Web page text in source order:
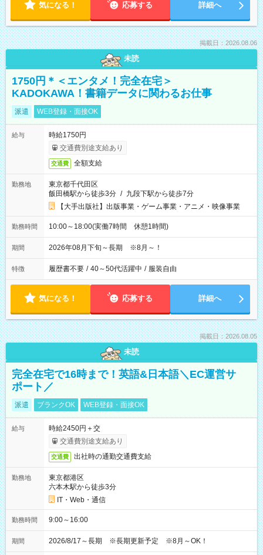
気になる！ 応募する 詳細へ
掲載日：2026.08.06
未読
1750円＊＜エンタメ！完全在宅＞
KADOKAWA！書籍データに関わるお仕事
派遣 WEB登録・面接OK
給与
時給1750円
交通費別途支給あり
交通費 全額支給
勤務地
東京都千代田区
飯田橋駅から徒歩3分 / 九段下駅から徒歩7分
【大手出版社】出版事業・ゲーム事業・アニメ・映像事業
勤務時間 10:00～18:00(実働7時間 休憩1時間)
期間 2026年08月下旬～長期 ※8月～！
特徴 履歴書不要 / 40～50代活躍中 / 服装自由
気になる！ 応募する 詳細へ
掲載日：2026.08.05
未読
完全在宅で16時まで！英語&日本語＼EC運営サ
ポート／
派遣 ブランクOK WEB登録・面接OK
給与
時給2450円＋交
交通費別途支給あり
交通費 出社時の通勤交通費支給
勤務地
東京都港区
六本木駅から徒歩3分
IT・Web・通信
勤務時間 9:00～16:00
期間 2026/8/17～長期 ※長期更新予定 ※8月～OK！